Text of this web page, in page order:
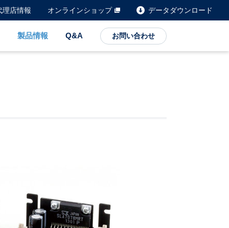
製品情報 Q&A お問い合わせ
理店情報 オンラインショップ データダウンロード